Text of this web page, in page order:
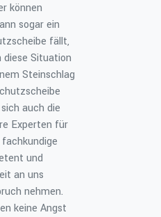
können
sogar ein
fällt,
diese Situation
Steinschlag
auch die
Experten für
und
an uns
nehmen.
keine Angst